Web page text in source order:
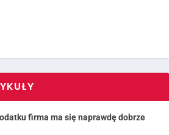
firma ma się naprawdę dobrze